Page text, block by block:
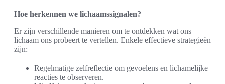
Hoe herkennen we lichaamssignalen?
Er zijn verschillende manieren om te ontdekken wat ons
lichaam ons probeert te vertellen. Enkele effectieve strategieën
zijn:
Regelmatige zelfreflectie om gevoelens en lichamelijke
reacties te observeren.